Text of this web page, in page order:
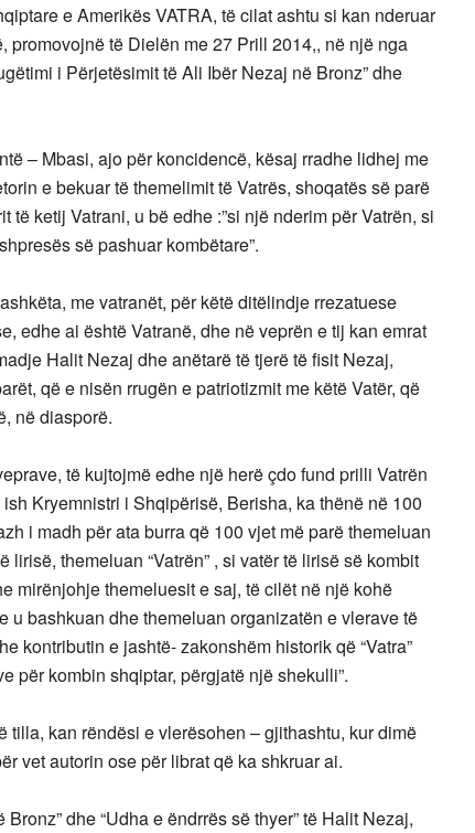
e Amerikës VATRA, të cilat ashtu si kan nderuar
promovojnë të Dielën me 27 Prill 2014,, në një nga
i Përjetësimit të Ali Ibër Nezaj në Bronz” dhe
– Mbasi, ajo për koncidencë, kësaj rradhe lidhej me
e bekuar të themelimit të Vatrës, shoqatës së parë
ketij Vatrani, u bë edhe :”si një nderim për Vatrën, si
së pashuar kombëtare”.
me vatranët, për këtë ditëlindje rrezatuese
edhe ai është Vatranë, dhe në veprën e tij kan emrat
Halit Nezaj dhe anëtarë të tjerë të fisit Nezaj,
që e nisën rrugën e patriotizmit me këtë Vatër, që
në diasporë.
të kujtojmë edhe një herë çdo fund prilli Vatrën
Kryemnistri i Shqipërisë, Berisha, ka thënë në 100
i madh për ata burra që 100 vjet më parë themeluan
themeluan “Vatrën” , si vatër të lirisë së kombit
mirënjohje themeluesit e saj, të cilët në një kohë
u bashkuan dhe themeluan organizatën e vlerave të
kontributin e jashtë- zakonshëm historik që “Vatra”
për kombin shqiptar, përgjatë një shekulli”.
tilla, kan rëndësi e vlerësohen – gjithashtu, kur dimë
vet autorin ose për librat që ka shkruar ai.
dhe “Udha e ëndrrës së thyer” të Halit Nezaj,